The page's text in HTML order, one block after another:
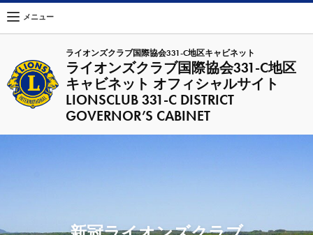
ライオンズクラブ国際協会331-C地区キャビネット
ライオンズクラブ国際協会331-C地区
キャビネット オフィシャルサイト
LIONSCLUB 331-C DISTRICT
GOVERNOR’S CABINET
メニュー